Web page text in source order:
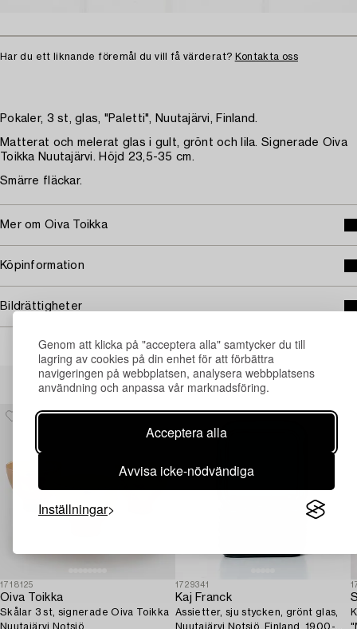
Genom att klicka på "acceptera alla" samtycker du till
lagring av cookies på din enhet för att förbättra
navigeringen på webbplatsen, analysera webbplatsens
användning och anpassa vår marknadsföring.
Acceptera alla
Avvisa icke-nödvändiga
Inställningar
Har du ett liknande föremål du vill få värderat? Kontakta oss
Pokaler, 3 st, glas, "Paletti", Nuutajärvi, Finland.
Matterat och melerat glas i gult, grönt och lila. Signerade Oiva
Toikka Nuutajärvi. Höjd 23,5-35 cm.
Smärre fläckar.
Mer om Oiva Toikka
Köpinformation
Bildrättigheter
Andra har även tittat på
1718125
Oiva Toikka
Skålar 3 st, signerade Oiva Toikka
Nuutajärvi Notsjö.
1729341
Kaj Franck
Assietter, sju stycken, grönt glas,
Nuutajärvi Notsjö, Finland, 1900-